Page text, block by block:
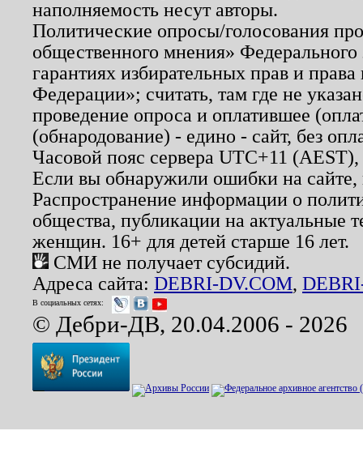
наполняемость несут авторы.
Политические опросы/голосования
общественного мнения»
гарантиях избирательных прав и
Федерации»; считать, там где не
проведение опроса и оплатившее
(обнародование) - едино - сайт, без
Часовой пояс сервера UTC+11
Если вы обнаружили ошибки на
Распространение информации о
общества, публикации на актуальные
женщин. 16+ для детей старше 16 лет.
СМИ не получает субсидий.
Адреса сайта: DEBRI-DV.COM,
В социальных сетях:
© Дебри-ДВ, 20.04.2006 - 2026